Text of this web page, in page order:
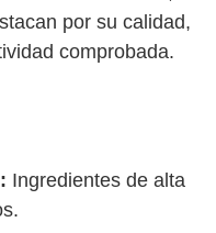
por su calidad,
comprobada.
Ingredientes de alta